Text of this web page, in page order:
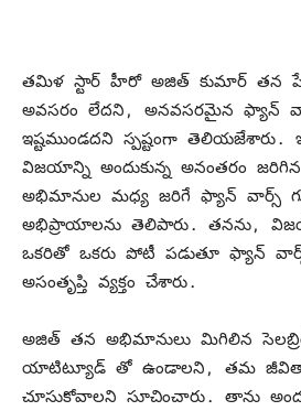
తమిళ స్టార్ హీరో అజిత్ కుమార్ తన
అవసరం లేదని, అనవసరమైన ఫ్యాన్
ఇష్టముండదని స్పష్టంగా
విజయాన్ని అందుకున్న అనంతరం
అభిమానుల మధ్య జరిగే ఫ్యాన్ వార్స్
అభిప్రాయాలను తెలిపారు. తనను,
ఒకరితో ఒకరు పోటీ పడుతూ ఫ్యాన్
అసంతృప్తి వ్యక్తం చేశారు.
అజిత్ తన అభిమానులు మిగిలిన
యాటిట్యూడ్ తో ఉండాలని, తమ
చూసుకోవాలని సూచించారు. తాను